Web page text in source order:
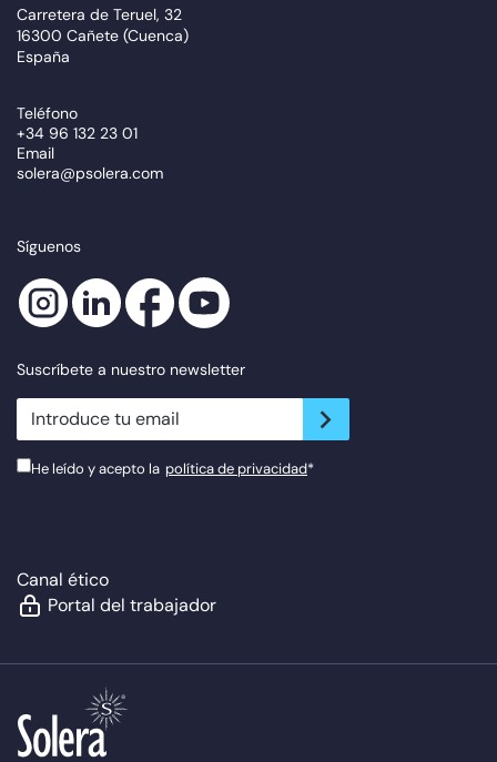
Carretera de Teruel, 32
16300 Cañete (Cuenca)
España
Teléfono
+34 96 132 23 01
Email
solera@psolera.com
Síguenos
Suscríbete a nuestro newsletter
newsletter.suscribe
He leído y acepto la política de privacidad*
Canal ético
Portal del trabajador